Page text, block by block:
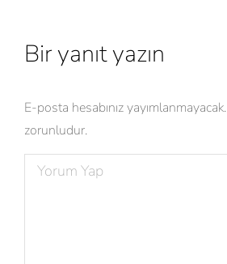
Bir yanıt yazın
E-posta hesabınız yayımlanmayacak.
zorunludur.
Yorum Yap